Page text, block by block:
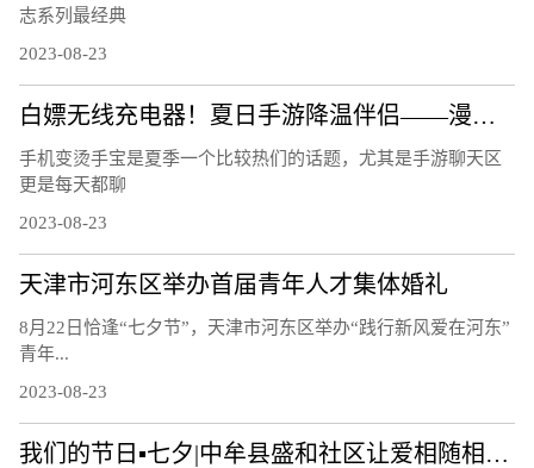
志系列最经典
2023-08-23
白嫖无线充电器！夏日手游降温伴侣——漫步者C4 Pro磁吸散热器
手机变烫手宝是夏季一个比较热们的话题，尤其是手游聊天区
更是每天都聊
2023-08-23
天津市河东区举办首届青年人才集体婚礼
8月22日恰逢“七夕节”，天津市河东区举办“践行新风爱在河东”
青年...
2023-08-23
我们的节日▪七夕|中牟县盛和社区让爱相随相约白首